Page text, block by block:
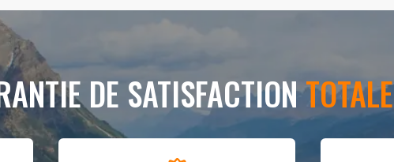
DE SATISFACTIONTOTALE